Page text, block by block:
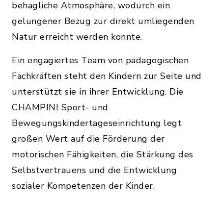
behagliche Atmosphäre, wodurch ein
gelungener Bezug zur direkt umliegenden
Natur erreicht werden konnte.
Ein engagiertes Team von pädagogischen
Fachkräften steht den Kindern zur Seite und
unterstützt sie in ihrer Entwicklung. Die
CHAMPINI Sport- und
Bewegungskindertageseinrichtung legt
großen Wert auf die Förderung der
motorischen Fähigkeiten, die Stärkung des
Selbstvertrauens und die Entwicklung
sozialer Kompetenzen der Kinder.